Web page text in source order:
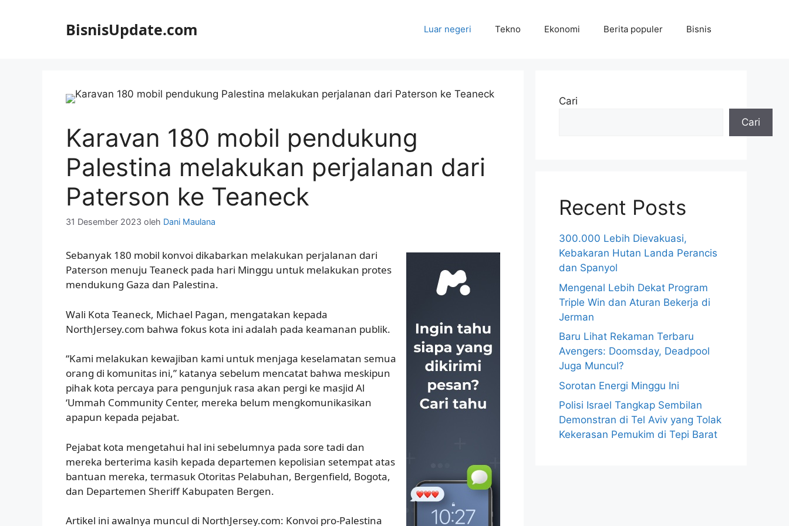
BisnisUpdate.com Luar negeri Tekno Ekonomi Berita populer Bisnis
Karavan 180 mobil pendukung
Palestina melakukan perjalanan dari
Paterson ke Teaneck
31 Desember 2023 oleh Dani Maulana
Sebanyak 180 mobil konvoi dikabarkan melakukan perjalanan dari
Paterson menuju Teaneck pada hari Minggu untuk melakukan protes
mendukung Gaza dan Palestina.
Wali Kota Teaneck, Michael Pagan, mengatakan kepada
NorthJersey.com bahwa fokus kota ini adalah pada keamanan publik.
“Kami melakukan kewajiban kami untuk menjaga keselamatan semua
orang di komunitas ini,” katanya sebelum mencatat bahwa meskipun
pihak kota percaya para pengunjuk rasa akan pergi ke masjid Al
‘Ummah Community Center, mereka belum mengkomunikasikan
apapun kepada pejabat.
Pejabat kota mengetahui hal ini sebelumnya pada sore tadi dan
mereka berterima kasih kepada departemen kepolisian setempat atas
bantuan mereka, termasuk Otoritas Pelabuhan, Bergenfield, Bogota,
dan Departemen Sheriff Kabupaten Bergen.
Artikel ini awalnya muncul di NorthJersey.com: Konvoi pro-Palestina
Cari
Cari
Recent Posts
300.000 Lebih Dievakuasi,
Kebakaran Hutan Landa Perancis
dan Spanyol
Mengenal Lebih Dekat Program
Triple Win dan Aturan Bekerja di
Jerman
Baru Lihat Rekaman Terbaru
Avengers: Doomsday, Deadpool
Juga Muncul?
Sorotan Energi Minggu Ini
Polisi Israel Tangkap Sembilan
Demonstran di Tel Aviv yang Tolak
Kekerasan Pemukim di Tepi Barat